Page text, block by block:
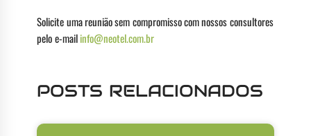
Solicite uma reunião sem compromisso com nossos consultores
pelo e-mailinfo@neotel.com.br
POSTS RELACIONADOS